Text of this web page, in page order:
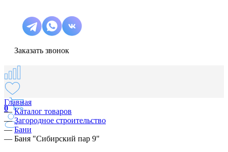
Заказать звонок
0
Главная
—Каталог товаров
—Загородное строительство
—Бани
— Баня "Сибирский пар 9"